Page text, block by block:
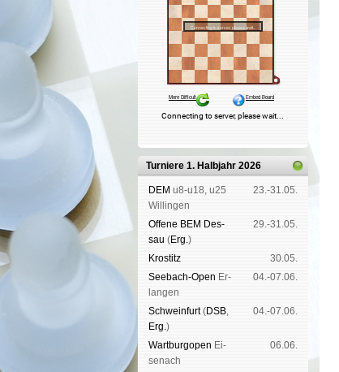
Turniere 1. Halbjahr 2026
DEM u8-u18, u25
Wil­lin­gen
23.-31.05.
Offene BEM Des­
sau (Erg.)
29.-31.05.
Kros­titz
30.05.
See­bach-Open Er­
lan­gen
04.-07.06.
Schwein­furt(DSB,
Erg.)
04.-07.06.
Wart­burg­open Ei­
se­nach
06.06.